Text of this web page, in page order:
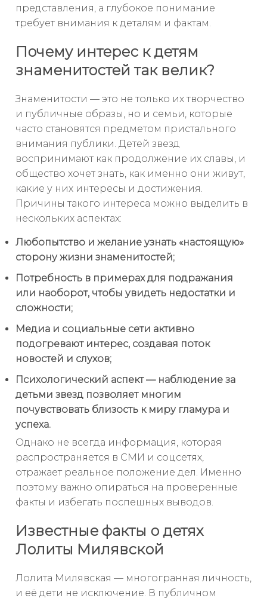
представления, а глубокое понимание
требует внимания к деталям и фактам.
Почему интерес к детям
знаменитостей так велик?
Знаменитости — это не только их творчество
и публичные образы, но и семьи, которые
часто становятся предметом пристального
внимания публики. Детей звезд
воспринимают как продолжение их славы, и
общество хочет знать, как именно они живут,
какие у них интересы и достижения.
Причины такого интереса можно выделить в
нескольких аспектах:
Любопытство и желание узнать «настоящую»
сторону жизни знаменитостей;
Потребность в примерах для подражания
или наоборот, чтобы увидеть недостатки и
сложности;
Медиа и социальные сети активно
подогревают интерес, создавая поток
новостей и слухов;
Психологический аспект — наблюдение за
детьми звезд позволяет многим
почувствовать близость к миру гламура и
успеха.
Однако не всегда информация, которая
распространяется в СМИ и соцсетях,
отражает реальное положение дел. Именно
поэтому важно опираться на проверенные
факты и избегать поспешных выводов.
Известные факты о детях
Лолиты Милявской
Лолита Милявская — многогранная личность,
и её дети не исключение. В публичном